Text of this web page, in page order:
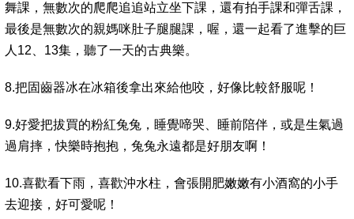
舞課，無數次的爬爬追追站立坐下課，還有拍手課和彈舌課，
最後是無數次的親媽咪肚子腿腿課，喔，還一起看了進擊的巨
人12、13集，聽了一天的古典樂。
8.把固齒器冰在冰箱後拿出來給他咬，好像比較舒服呢！
9.好愛把拔買的粉紅兔兔，睡覺啼哭、睡前陪伴，或是生氣過
過肩摔，快樂時抱抱，兔兔永遠都是好朋友啊！
10.喜歡看下雨，喜歡沖水柱，會張開肥嫩嫩有小酒窩的小手
去迎接，好可愛呢！